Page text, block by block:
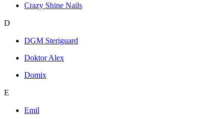
Crazy Shine Nails
D
DGM Steriguard
Doktor Alex
Domix
E
Emil